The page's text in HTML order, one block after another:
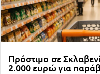
Πρόστιμο σε
2.000 ευρώ για